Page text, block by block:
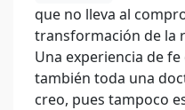
que no lleva al
transformación de la
Una experiencia de
también toda una
creo, pues tampoco